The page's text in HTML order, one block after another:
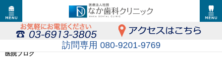
訪問専用 080-9201-9769
医院ブログ